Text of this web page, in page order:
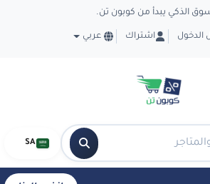
الذكي يبدأ من كوبون تن.
اشتراك عربي
SA